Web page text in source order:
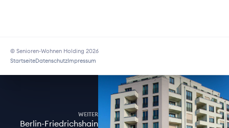
© Senioren-Wohnen Holding 2026
StartseiteDatenschutzImpressum
WEITER
Berlin-Friedrichshain